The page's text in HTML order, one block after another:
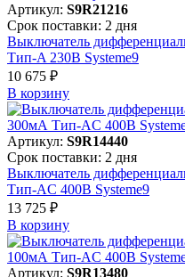
Артикул: S9R21216
Срок поставки: 2 дня
Выключатель
Тип-A 230В Systeme9
10 675 ₽
В корзинy
Артикул: S9R14440
Срок поставки: 2 дня
Выключатель
Тип-AC 400В Systeme9
13 725 ₽
В корзинy
Артикул: S9R13480